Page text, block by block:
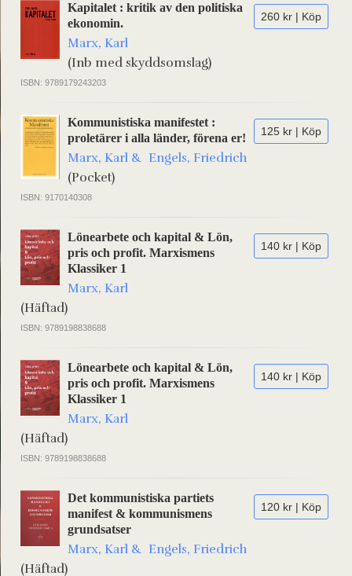
260 kr | Köp
Kapitalet : kritik av den politiska
ekonomin.
Marx, Karl
(Inb med skyddsomslag)
ISBN: 9789179243203
125 kr | Köp
Kommunistiska manifestet :
proletärer i alla länder, förena er!
Marx, Karl & Engels, Friedrich
(Pocket)
ISBN: 9170140308
140 kr | Köp
Lönearbete och kapital & Lön,
pris och profit. Marxismens
Klassiker 1
Marx, Karl
(Häftad)
ISBN: 9789198838688
140 kr | Köp
Lönearbete och kapital & Lön,
pris och profit. Marxismens
Klassiker 1
Marx, Karl
(Häftad)
ISBN: 9789198838688
120 kr | Köp
Det kommunistiska partiets
manifest & kommunismens
grundsatser
Marx, Karl & Engels, Friedrich
(Häftad)